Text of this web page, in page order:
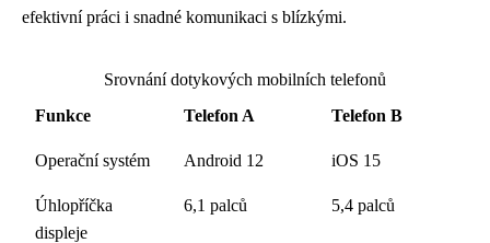
efektivní práci i snadné komunikaci s blízkými.
Srovnání dotykových mobilních telefonů
Funkce
Telefon A Telefon B
Operační systém Android 12 iOS 15
Úhlopříčka
displeje
6,1 palců 5,4 palců